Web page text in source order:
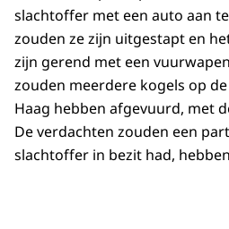
slachtoffer met een auto aan
zouden ze zijn uitgestapt en
zijn gerend met een
zouden meerdere kogels op
Haag hebben afgevuurd, met
De verdachten zouden een
slachtoffer in bezit had,